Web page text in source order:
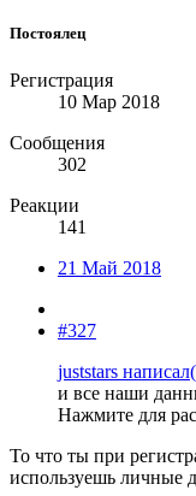
Постоялец
Регистрация
10 Мар 2018
Сообщения
302
Реакции
141
21 Май 2018
#327
juststars
и все наши
Нажмите для
То что ты при
используешь личные